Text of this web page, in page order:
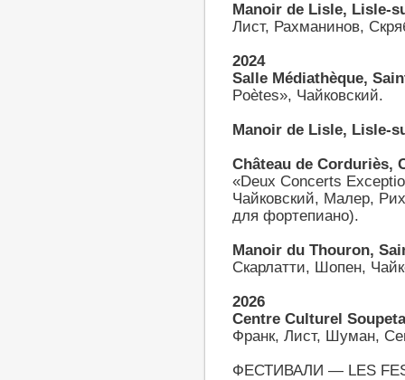
Manoir de Lisle, Lisle-
Лист, Рахманинов,
2024
Salle Médiathèque,
Poètes», Чайковский.
Manoir de Lisle, Lisle-
Château de Corduriès,
«Deux Concerts
Чайковский, Малер,
для фортепиано).
Manoir du Thouron,
Скарлатти, Шопен,
2026
Сentre Culturel
Франк, Лист, Шуман,
ФЕСТИВАЛИ — LES